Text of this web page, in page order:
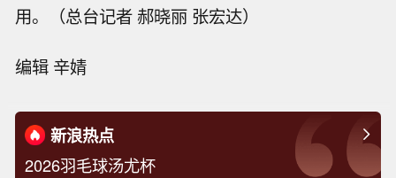
用。（总台记者 郝晓丽 张宏达）
编辑 辛婧
新浪热点
2026羽毛球汤尤杯